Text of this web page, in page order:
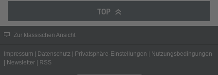
TOP
Zur klassischen Ansicht
Impressum | Datenschutz | Privatsphäre-Einstellungen | Nutzungsbedingungen
| Newsletter | RSS